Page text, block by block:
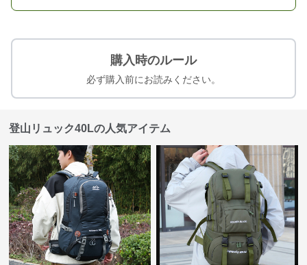
購入時のルール
必ず購入前にお読みください。
登山リュック40Lの人気アイテム